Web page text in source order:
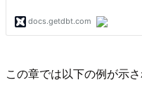
この章では以下の例が示さ